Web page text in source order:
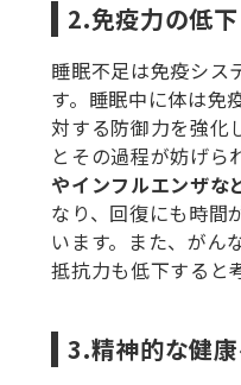
2.免疫力の低下
睡眠不足は免疫シス
す。睡眠中に体は免
対する防御力を強化
とその過程が妨げら
やインフルエンザな
なり、回復にも時間
います。また、がん
抵抗力も低下すると
3.精神的な健